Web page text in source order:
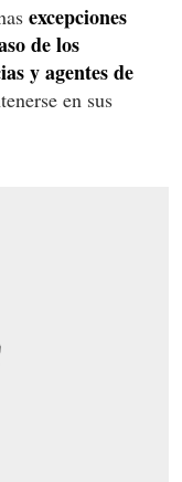
excepciones
de los
y agentes de
en sus